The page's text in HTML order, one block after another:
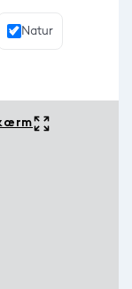
Natur